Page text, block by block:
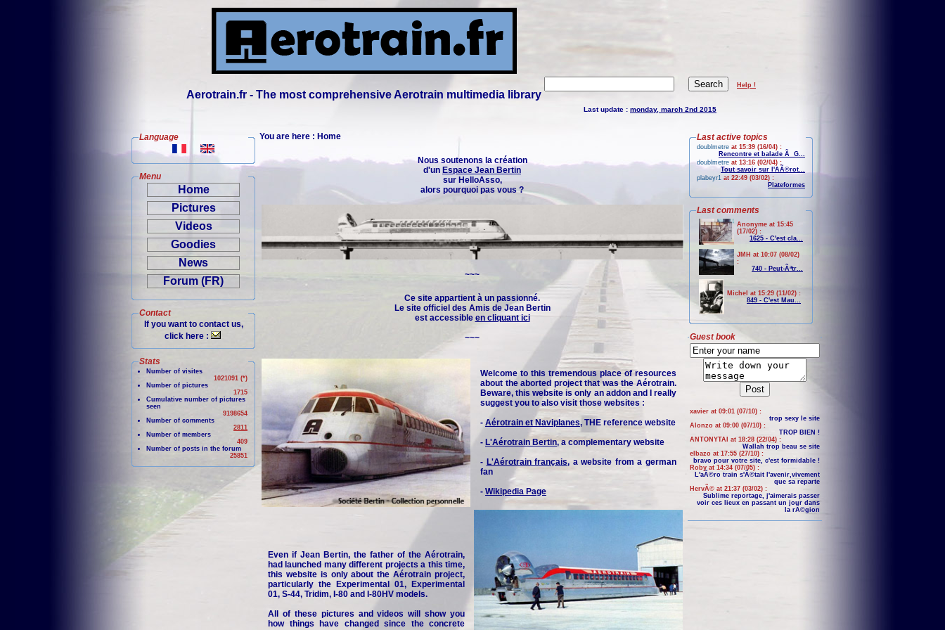
Aerotrain.fr - The most comprehensive Aerotrain multimedia library
Help !
Last update : monday, march 2nd 2015
Language
Menu
Home
Pictures
Videos
Goodies
News
Forum (FR)
Contact
If you want to contact us,
click here :
Stats
Number of visites
1021091 (*)
Number of pictures
1715
Cumulative number of pictures
seen
9198654
Number of comments
2811
Number of members
409
Number of posts in the forum
25851
You are here : Home
Nous soutenons la création
d'un Espace Jean Bertin
sur HelloAsso,
alors pourquoi pas vous ?
~~~
Ce site appartient à un passionné.
Le site officiel des Amis de Jean Bertin
est accessible en cliquant ici
~~~
Welcome to this tremendous place of resources
about the aborted project that was the Aérotrain.
Beware, this website is only an addon and I really
suggest you to also visit those websites :
- Aérotrain et Naviplanes, THE reference website
- L'Aérotrain Bertin, a complementary website
- L'Aérotrain français, a website from a german
fan
- Wikipedia Page
Even if Jean Bertin, the father of the Aérotrain,
had launched many different projects a this time,
this website is only about the Aérotrain project,
particularly the Experimental 01, Experimental
01, S-44, Tridim, I-80 and I-80HV models.
All of these pictures and videos will show you
how things have changed since the concrete
Last active topics
doublmetre at 15:39 (16/04) :
Rencontre et balade Ã G...
doublmetre at 13:16 (02/04) :
Tout savoir sur l'AÃ©rot...
plabeyr1 at 22:49 (03/02) :
Plateformes
Last comments
Anonyme at 15:45
(17/02) :
1625 - C'est cla...
JMH at 10:07 (08/02)
:
740 - Peut-Ãªtr...
Michel at 15:29 (11/02) :
849 - C'est Mau...
Guest book
xavier at 09:01 (07/10) :
trop sexy le site
Alonzo at 09:00 (07/10) :
TROP BIEN !
ANTONYTAI at 18:28 (22/04) :
Wallah trop beau se site
elbazo at 17:55 (27/10) :
bravo pour votre site, c'est formidable !
Roby at 14:34 (07/05) :
L'aÃ©ro train s'Ã©tait l'avenir,vivement
que sa reparte
HervÃ© at 21:37 (03/02) :
Sublime reportage, j'aimerais passer
voir ces lieux en passant un jour dans
la rÃ©gion